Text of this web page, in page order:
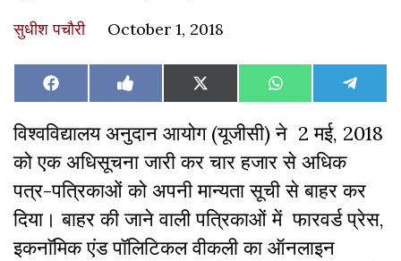
सुधीश पचौरी October 1, 2018
Share
on
Facebook Share
on
Like
on
Facebook
Share
on
X
(Twitter)
Share
on
WhatsAppShare
on
विश्वविद्यालय अनुदान आयोग (यूजीसी) ने 2 मई, 2018
को एक अधिसूचना जारी कर चार हजार से अधिक
पत्र-पत्रिकाओं को अपनी मान्यता सूची से बाहर कर
दिया। बाहर की जाने वाली पत्रिकाओं में फारवर्ड प्रेस,
इकनाॅमिक एंड पॉलिटिकल वीकली का ऑनलाइन